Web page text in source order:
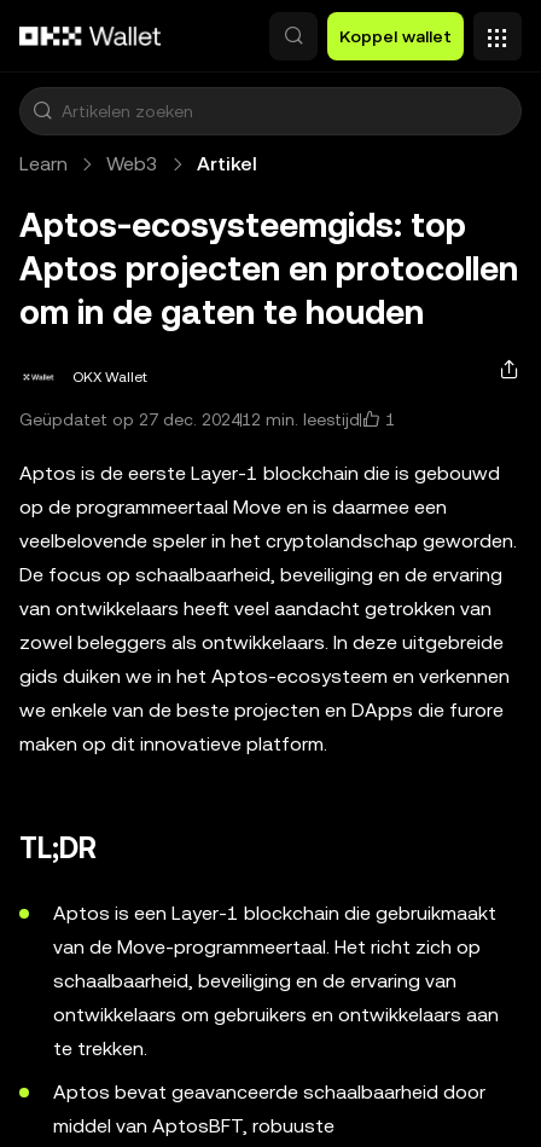
Koppel wallet
Learn Web3 Artikel
Aptos-ecosysteemgids: top
Aptos projecten en protocollen
om in de gaten te houden
OKX Wallet
Geüpdatet op 27 dec. 202412 min. leestijd 1
Aptos is de eerste Layer-1 blockchain die is gebouwd
op de programmeertaal Move en is daarmee een
veelbelovende speler in het cryptolandschap geworden.
De focus op schaalbaarheid, beveiliging en de ervaring
van ontwikkelaars heeft veel aandacht getrokken van
zowel beleggers als ontwikkelaars. In deze uitgebreide
gids duiken we in het Aptos-ecosysteem en verkennen
we enkele van de beste projecten en DApps die furore
maken op dit innovatieve platform.
TL;DR
Aptos is een Layer-1 blockchain die gebruikmaakt
van de Move-programmeertaal. Het richt zich op
schaalbaarheid, beveiliging en de ervaring van
ontwikkelaars om gebruikers en ontwikkelaars aan
te trekken.
Aptos bevat geavanceerde schaalbaarheid door
middel van AptosBFT, robuuste